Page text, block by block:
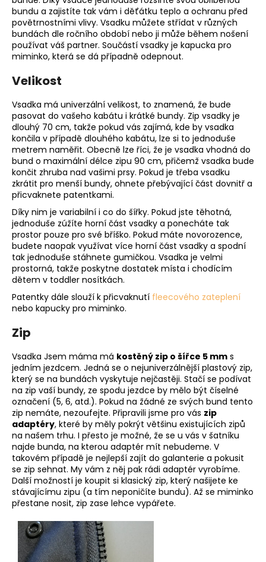
bundu a zajistíte tak vám i děťátku teplo a ochranu před
povětrnostními vlivy. Vsadku můžete střídat v různých
bundách dle ročního období nebo ji může během nošení
používat váš partner. Součástí vsadky je kapucka pro
miminko, která se dá případně odepnout.
Velikost
Vsadka má univerzální velikost, to znamená, že bude
pasovat do vašeho kabátu i krátké bundy. Zip vsadky je
dlouhý 70 cm, takže pokud vás zajímá, kde by vsadka
končila v případě dlouhého kabátu, lze si to jednoduše
metrem naměřit. Obecně lze říci, že je vsadka vhodná do
bund o maximální délce zipu 90 cm, přičemž vsadka bude
končit zhruba nad vašimi prsy. Pokud je třeba vsadku
zkrátit pro menší bundy, ohnete přebývající část dovnitř a
přicvaknete patentkami.
Díky nim je variabilní i co do šířky. Pokud jste těhotná,
jednoduše zúžíte horní část vsadky a ponecháte tak
prostor pouze pro své bříško. Pokud máte novorozence,
budete naopak využívat více horní část vsadky a spodní
tak jednoduše stáhnete gumičkou. Vsadka je velmi
prostorná, takže poskytne dostatek místa i chodícím
dětem v toddler nosítkách.
Patentky dále slouží k přicvaknutí fleecového zateplení
nebo kapucky pro miminko.
Zip
Vsadka Jsem máma má kostěný zip o šířce 5 mm s
jedním jezdcem. Jedná se o nejuniverzálnější plastový zip,
který se na bundách vyskytuje nejčastěji. Stačí se podívat
na zip vaší bundy, ze spodu jezdce by mělo být číselné
označení (5, 6, atd.). Pokud na žádné ze svých bund tento
zip nemáte, nezoufejte. Připravili jsme pro vás zip
adaptéry, které by měly pokrýt většinu existujících zipů
na našem trhu. I přesto je možné, že se u vás v šatníku
najde bunda, na kterou adaptér mít nebudeme. V
takovém případě je nejlepší zajít do galanterie a pokusit
se zip sehnat. My vám z něj pak rádi adaptér vyrobíme.
Další možností je koupit si klasický zip, který našijete ke
stávajícímu zipu (a tím neponičíte bundu). Až se miminko
přestane nosit, zip zase lehce vypářete.